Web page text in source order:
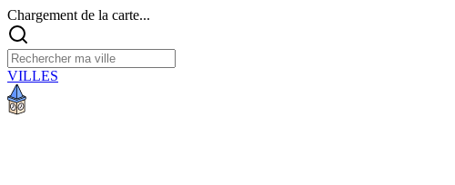
Chargement de la carte...
VILLES